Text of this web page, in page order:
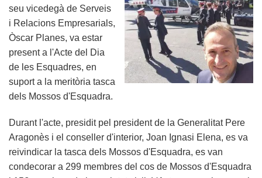
seu vicedegà de Serveis
i Relacions Empresarials,
Òscar Planes, va estar
present a l'Acte del Dia
de les Esquadres, en
suport a la meritòria tasca
dels Mossos d'Esquadra.
Durant l'acte, presidit pel president de la Generalitat Pere
Aragonès i el conseller d'interior, Joan Ignasi Elena, es va
reivindicar la tasca dels Mossos d'Esquadra, es van
condecorar a 299 membres del cos de Mossos d'Esquadra